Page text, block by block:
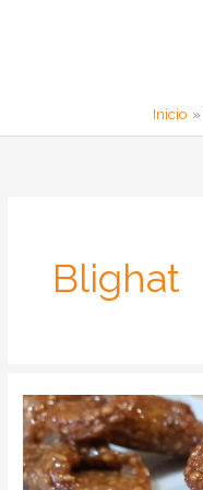
Inicio
Blighat